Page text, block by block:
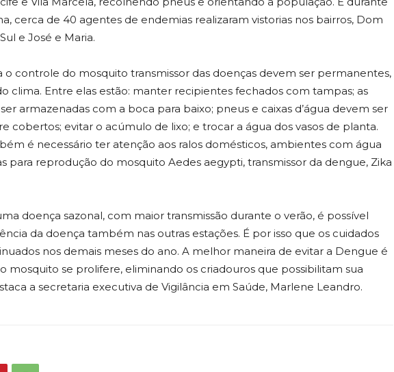
cerca de 40 agentes de endemias realizaram vistorias nos bairros, Dom
e José e Maria.
o controle do mosquito transmissor das doenças devem ser permanentes,
clima. Entre elas estão: manter recipientes fechados com tampas; as
armazenadas com a boca para baixo; pneus e caixas d’água devem ser
cobertos; evitar o acúmulo de lixo; e trocar a água dos vasos de planta.
é necessário ter atenção aos ralos domésticos, ambientes com água
para reprodução do mosquito Aedes aegypti, transmissor da dengue, Zika
doença sazonal, com maior transmissão durante o verão, é possível
da doença também nas outras estações. É por isso que os cuidados
nos demais meses do ano. A melhor maneira de evitar a Dengue é
mosquito se prolifere, eliminando os criadouros que possibilitam sua
a secretaria executiva de Vigilância em Saúde, Marlene Leandro.